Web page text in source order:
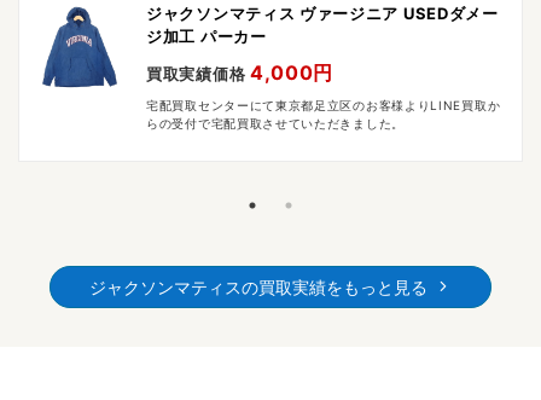
ジャクソンマティス ヴァージニア USEDダメー
ジ加工 パーカー
買取実績価格 4,000円
宅配買取センターにて東京都足立区のお客様よりLINE買取か
らの受付で宅配買取させていただきました。
ジャクソンマティスの買取実績をもっと見る